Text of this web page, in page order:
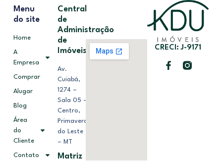
CRECI: J-9171
Menu
do site
Home
A
Empresa
Comprar
Alugar
Blog
Área
do
Cliente
Contato
Central
de
Administração
de
Imóveis
Av.
Cuiabá,
1274 –
Sala 05 –
Centro,
Primavera
do Leste
– MT
Matriz